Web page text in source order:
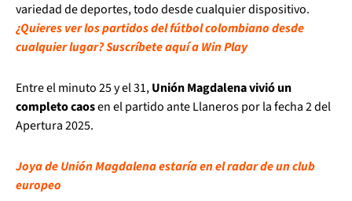
variedad de deportes, todo desde cualquier dispositivo.
¿Quieres ver los partidos del fútbol colombiano desde
cualquier lugar? Suscríbete aquí a Win Play
Entre el minuto 25 y el 31,Unión Magdalena vivió un
completo caosen el partido ante Llaneros por la fecha 2 del
Apertura 2025.
Joya de Unión Magdalena estaría en el radar de un club
europeo